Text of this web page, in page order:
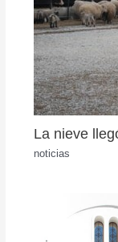
La nieve
noticias